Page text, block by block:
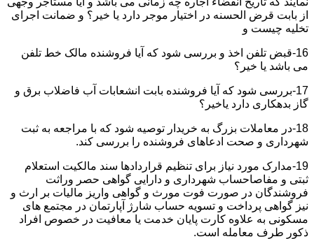
از بابت قرض الحسنه در اختیار موجر دارد یا خیر؟ و ضمانت اجرای
تخلیه چیست و
16-قبض تلفن اخذ و بررسی شود که آیا فروشنده مالک خط تلفن
می باشد یا خیر؟
17-بررسی شود که آیا فروشنده بابت انشعابات آب فاضلاب برق و
گاز بدهکاری دارد یاخیر؟
18-در معاملات بزرگ به خریدار توصیه شود که با مراجعه به ثبت
شهرداری و صحت ادعاهای فروشنده را بررسی کند.
19-مدارک مورد نیاز برای تنظیم قراردادها سند مالکیت استعلام
ثبتی و مفاصاحساب شهرداری و دارایی گواهی حصر وراثت
فروشندگان در صورت فوت مورث و گواهی واریز مالیات بر ارث و
نیز گواهی پرداخت و تسویه حساب شارژ آپارتمان در مجتمع های
مسکونی به علاوه کارت پایان خدمت یا معافیت در خصوص افراد
ذکور طرف معامله است.